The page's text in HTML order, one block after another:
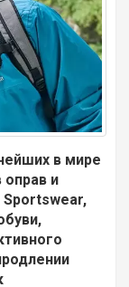
в мире
оправ и
Sportswear,